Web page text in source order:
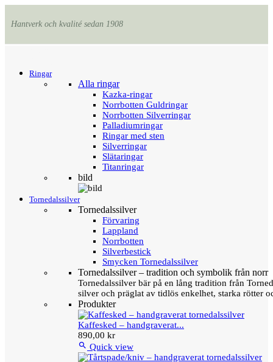
Hantverk och kvalité sedan 1908
Ringar
Alla ringar
Kazka-ringar
Norrbotten Guldringar
Norrbotten Silverringar
Palladiumringar
Ringar med sten
Silverringar
Slätaringar
Titanringar
bild
Tornedalssilver
Tornedalssilver
Förvaring
Lappland
Norrbotten
Silverbestick
Smycken Tornedalssilver
Tornedalssilver – tradition och symbolik från norr
Tornedalssilver bär på en lång tradition från
silver och präglat av tidlös enkelhet, starka rötter
Produkter
Kaffesked – handgraverat...
890,00 kr
 Quick view